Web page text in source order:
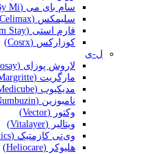
سام بای می (Some By Mi)
سلیمکس (Celimax)
فارم استی (Farm Stay)
کوزارکس (Cosrx)
ل-ی
لاروش پوزای (La Roche Posay)
مارگریت (Margritte)
مدیکیوب (Medicube)
نامبوزین (Numbuzin)
وکتور (Vector)
ویتالیر (Vitalayer)
وی‌تی کازمتیک (VT Cosmetics)- ریدل شات
هلیوکر (Heliocare)